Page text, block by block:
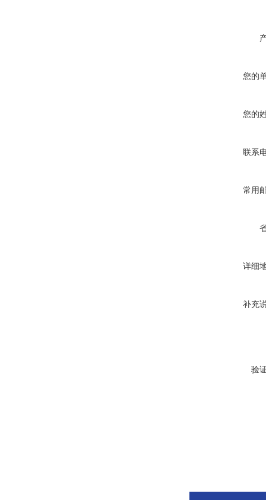
您的
您的
联系
常用
详细
补充
验